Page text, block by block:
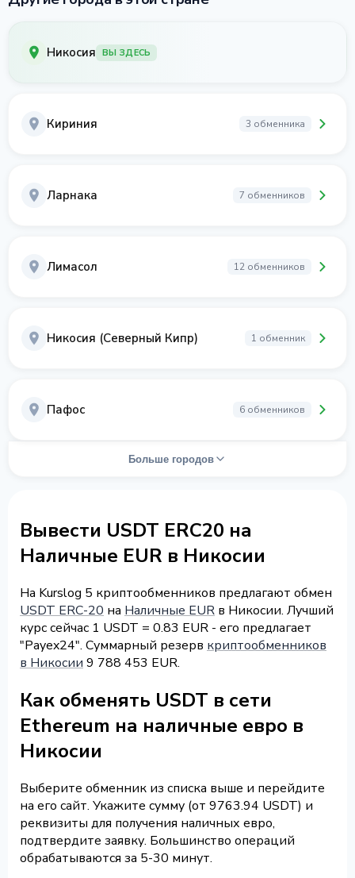
Никосия ВЫ ЗДЕСЬ
Кириния 3 обменника
Ларнака 7 обменников
Лимасол 12 обменников
Никосия (Северный Кипр) 1 обменник
Пафос 6 обменников
Больше городов
Вывести USDT ERC20 на
Наличные EUR в Никосии
На Kurslog 5 криптообменников предлагают обмен
USDT ERC-20 на Наличные EUR в Никосии. Лучший
курс сейчас 1 USDT = 0.83 EUR - его предлагает
"Payex24". Суммарный резерв криптообменников
в Никосии 9 788 453 EUR.
Как обменять USDT в сети
Ethereum на наличные евро в
Никосии
Выберите обменник из списка выше и перейдите
на его сайт. Укажите сумму (от 9763.94 USDT) и
реквизиты для получения наличных евро,
подтвердите заявку. Большинство операций
обрабатываются за 5-30 минут.